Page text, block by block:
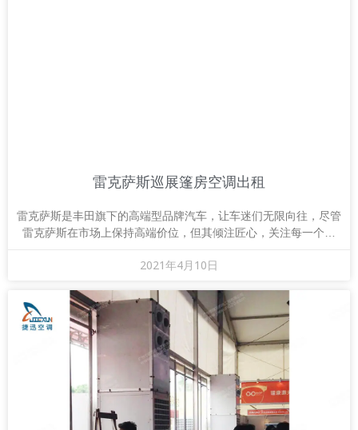
雷克萨斯巡展篷房空调出租
雷克萨斯是丰田旗下的高端型品牌汽车，让车迷们无限向往，尽管
雷克萨斯在市场上保持高端价位，但其倾注匠心，关注每一个细
2021年4月10日